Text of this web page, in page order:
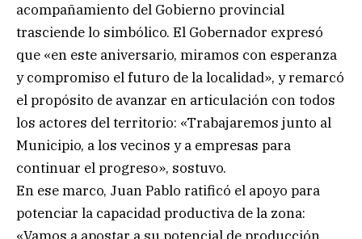
acompañamiento del Gobierno provincial
trasciende lo simbólico. El Gobernador expresó
que «en este aniversario, miramos con esperanza
y compromiso el futuro de la localidad», y remarcó
el propósito de avanzar en articulación con todos
los actores del territorio: «Trabajaremos junto al
Municipio, a los vecinos y a empresas para
continuar el progreso», sostuvo.
En ese marco, Juan Pablo ratificó el apoyo para
potenciar la capacidad productiva de la zona: